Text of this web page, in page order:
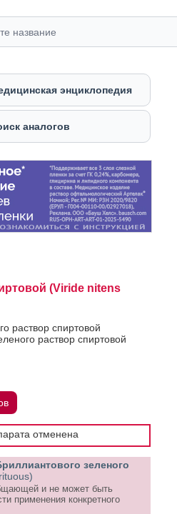
энциклопедия
аналогов
(Viride nitens
раствор спиртовой
раствор спиртовой
отменена
зеленого
и не может быть
применения конкретного